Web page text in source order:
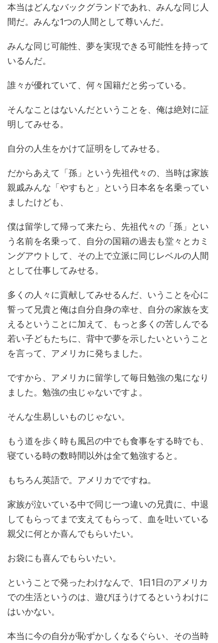
本当はどんなバックグランドであれ、みんな同じ人
間だ。みんな1つの人間として尊いんだ。
みんな同じ可能性、夢を実現できる可能性を持って
いるんだ。
誰々が優れていて、何々国籍だと劣っている。
そんなことはないんだということを、俺は絶対に証
明してみせる。
自分の人生をかけて証明をしてみせる。
だからあえて「孫」という先祖代々の、当時は家族
親戚みんな「やすもと」という日本名を名乗ってい
ましたけども、
僕は留学して帰って来たら、先祖代々の「孫」とい
う名前を名乗って、自分の国籍の過去も堂々とカミ
ングアウトして、その上で立派に同じレベルの人間
として仕事してみせる。
多くの人々に貢献してみせるんだ、いうことを心に
誓って兄貴と俺は自分自身の幸せ、自分の家族を支
えるということに加えて、もっと多くの苦しんでる
若い子どもたちに、背中で夢を示したいということ
を言って、アメリカに発ちました。
ですから、アメリカに留学して毎日勉強の鬼になり
ました。勉強の虫じゃないですよ。
そんな生易しいものじゃない。
もう道を歩く時も風呂の中でも食事をする時でも、
寝ている時の数時間以外は全て勉強すると。
もちろん英語で。アメリカでですね。
家族が泣いている中で同じ一つ違いの兄貴に、中退
してもらってまで支えてもらって、血を吐いている
親父に何とか喜んでもらいたい。
お袋にも喜んでもらいたい。
ということで発ったわけなんで、1日1日のアメリカ
での生活というのは、遊びほうけてるというわけに
はいかない。
本当に今の自分が恥ずかしくなるぐらい、その当時